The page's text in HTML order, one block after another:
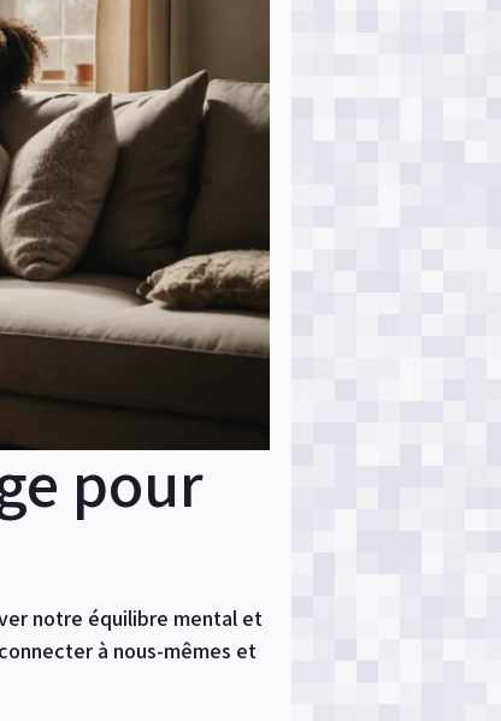
pour
notre équilibre mental et
à nous-mêmes et